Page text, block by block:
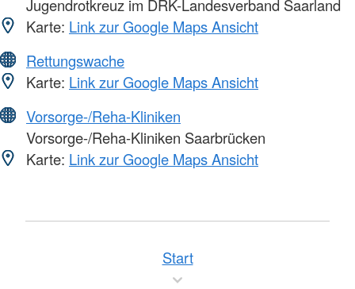
Jugendrotkreuz im DRK-Landesverband Saarland
Karte: Link zur Google Maps Ansicht
Rettungswache
Karte: Link zur Google Maps Ansicht
Vorsorge-/Reha-Kliniken
Vorsorge-/Reha-Kliniken Saarbrücken
Karte: Link zur Google Maps Ansicht
Start